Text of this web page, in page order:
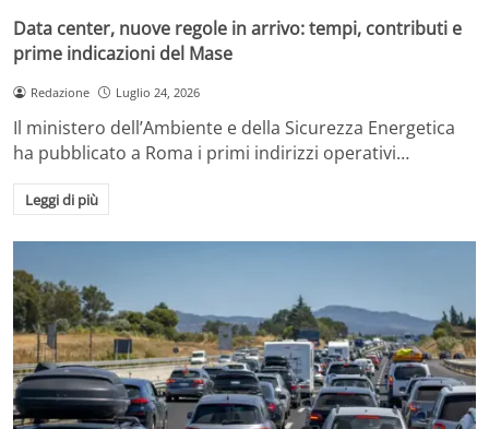
Data center, nuove regole in arrivo: tempi, contributi e
prime indicazioni del Mase
Redazione Luglio 24, 2026
Il ministero dell’Ambiente e della Sicurezza Energetica
ha pubblicato a Roma i primi indirizzi operativi…
Leggi di più